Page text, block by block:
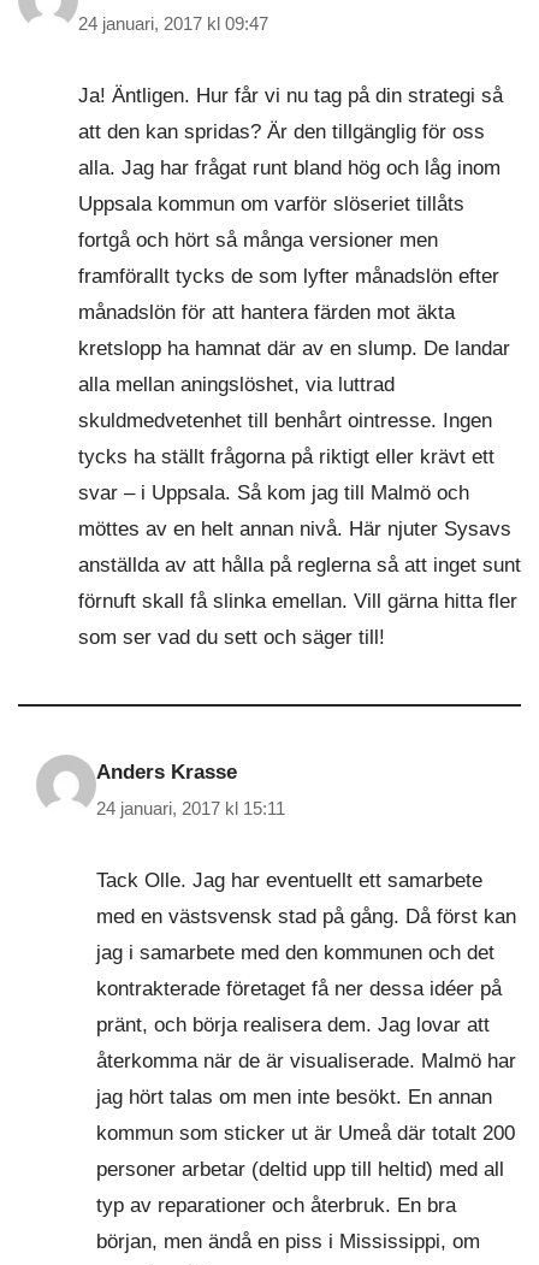
24 januari, 2017 kl 09:47
Ja! Äntligen. Hur får vi nu tag på din strategi så
att den kan spridas? Är den tillgänglig för oss
alla. Jag har frågat runt bland hög och låg inom
Uppsala kommun om varför slöseriet tillåts
fortgå och hört så många versioner men
framförallt tycks de som lyfter månadslön efter
månadslön för att hantera färden mot äkta
kretslopp ha hamnat där av en slump. De landar
alla mellan aningslöshet, via luttrad
skuldmedvetenhet till benhårt ointresse. Ingen
tycks ha ställt frågorna på riktigt eller krävt ett
svar – i Uppsala. Så kom jag till Malmö och
möttes av en helt annan nivå. Här njuter Sysavs
anställda av att hålla på reglerna så att inget sunt
förnuft skall få slinka emellan. Vill gärna hitta fler
som ser vad du sett och säger till!
Anders Krasse
24 januari, 2017 kl 15:11
Tack Olle. Jag har eventuellt ett samarbete
med en västsvensk stad på gång. Då först kan
jag i samarbete med den kommunen och det
kontrakterade företaget få ner dessa idéer på
pränt, och börja realisera dem. Jag lovar att
återkomma när de är visualiserade. Malmö har
jag hört talas om men inte besökt. En annan
kommun som sticker ut är Umeå där totalt 200
personer arbetar (deltid upp till heltid) med all
typ av reparationer och återbruk. En bra
början, men ändå en piss i Mississippi, om